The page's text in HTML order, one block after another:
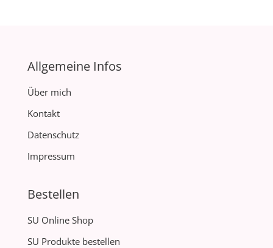
Allgemeine Infos
Über mich
Kontakt
Datenschutz
Impressum
Bestellen
SU Online Shop
SU Produkte bestellen